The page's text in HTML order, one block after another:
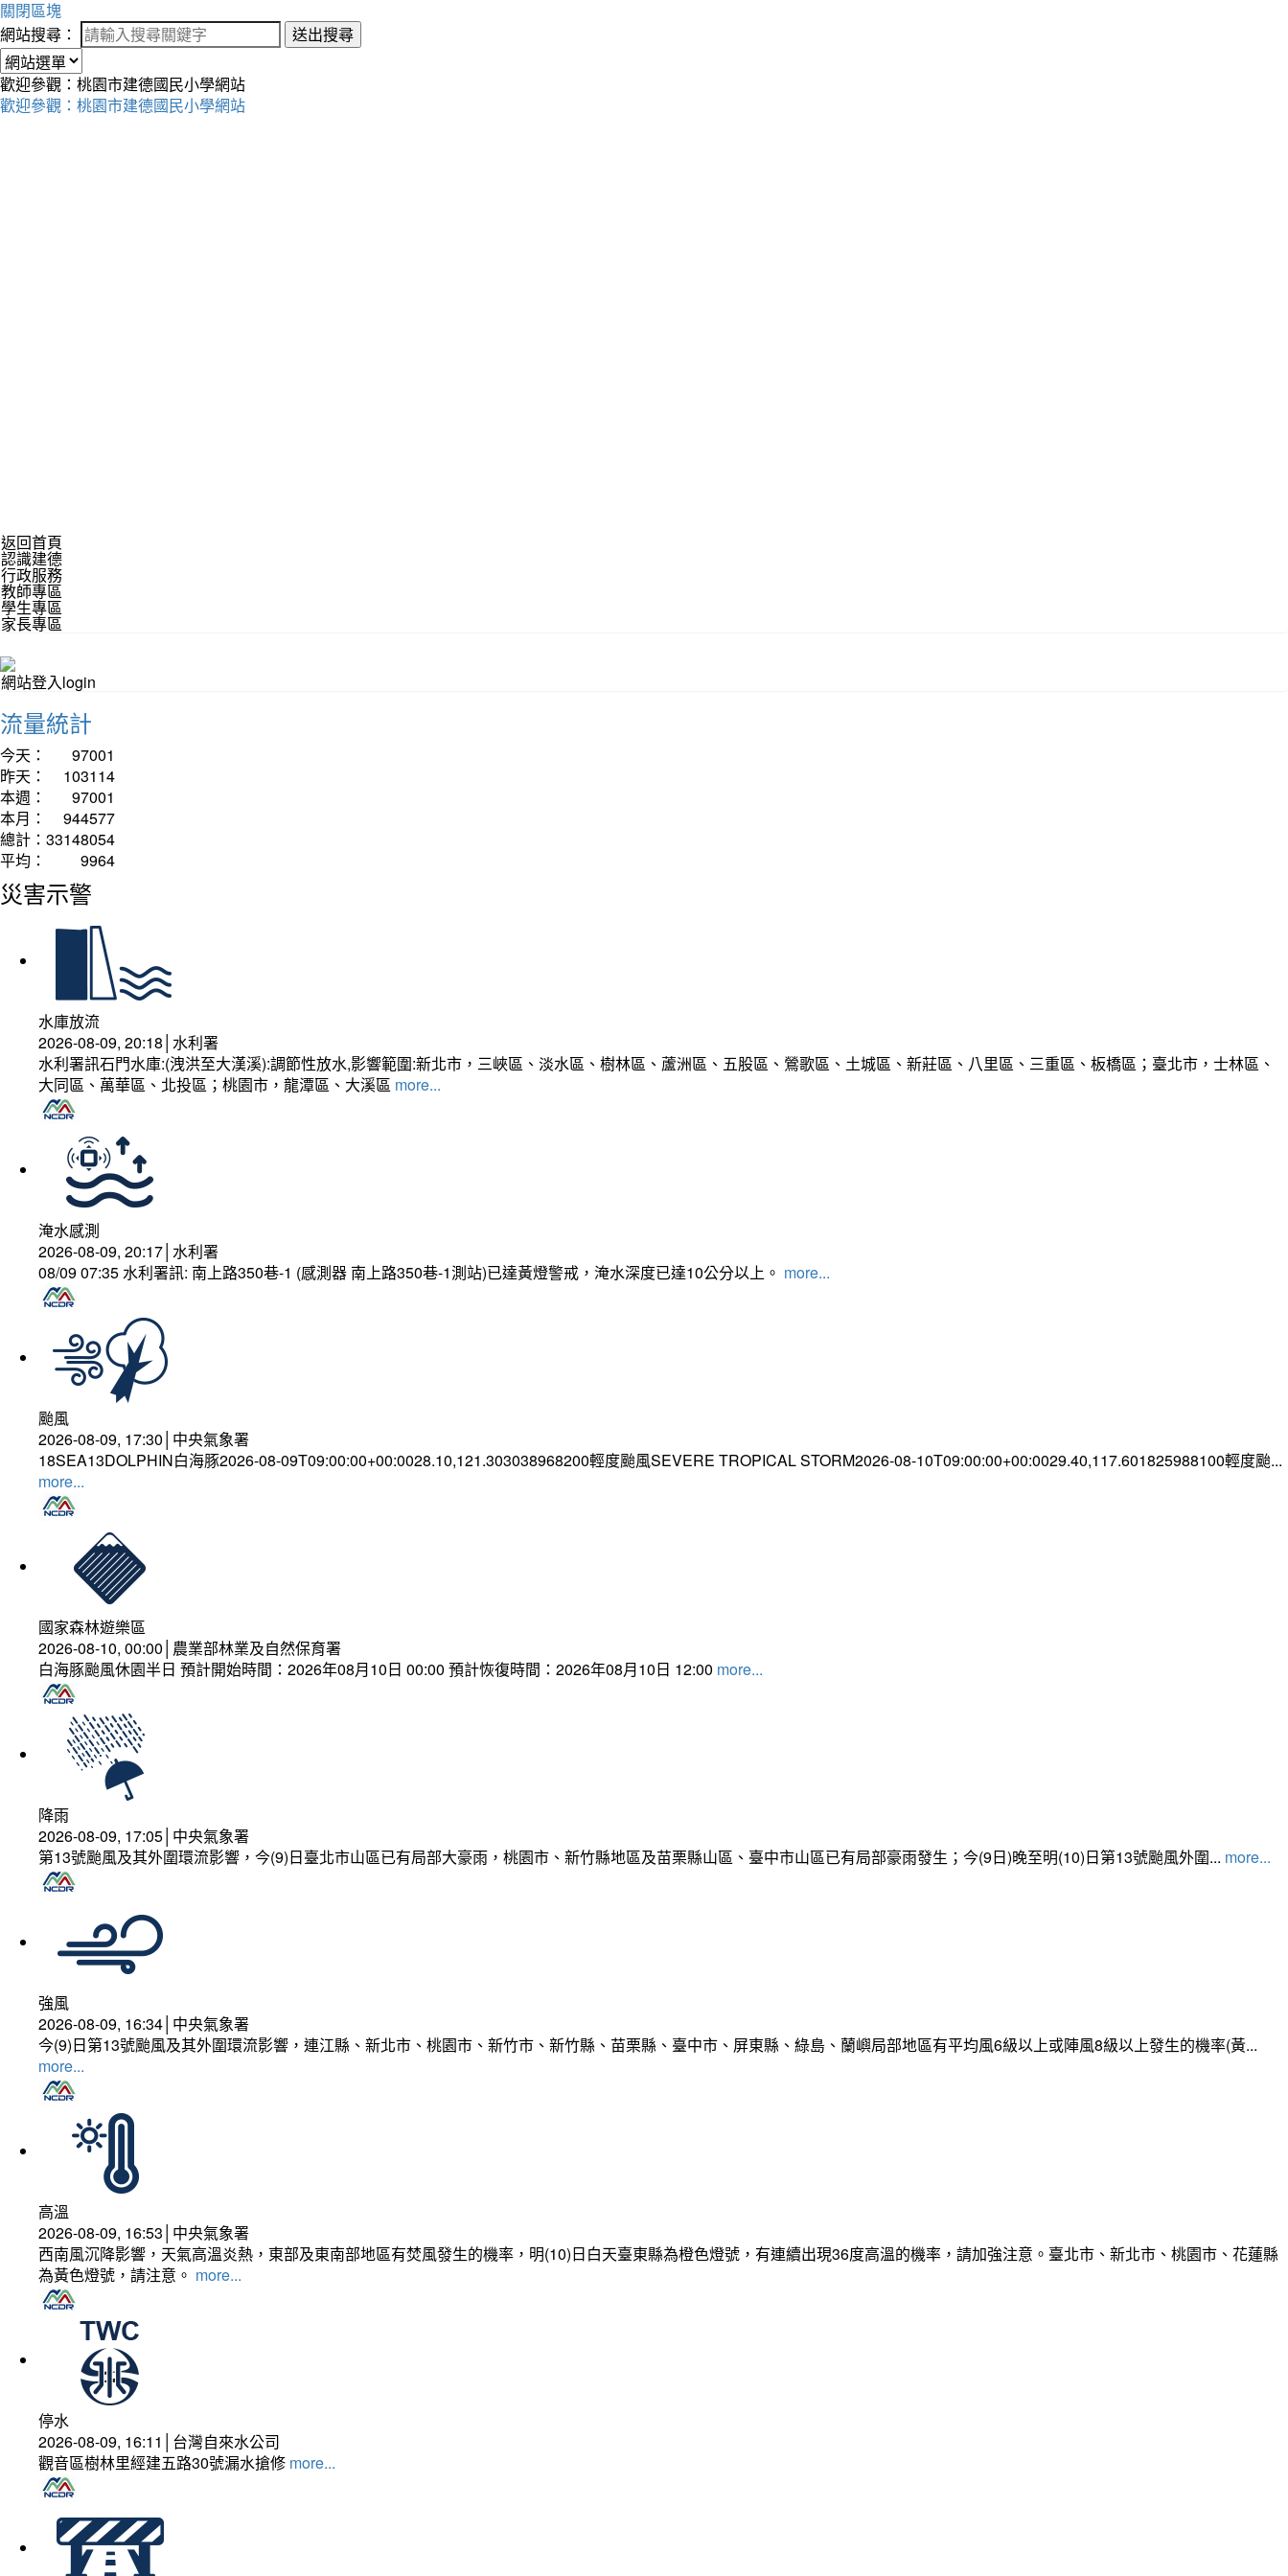
關閉區塊
網站搜尋：
送出搜尋
歡迎參觀：桃園市建德國民小學網站
歡迎參觀：桃園市建德國民小學網站
返回首頁
認識建德
行政服務
教師專區
學生專區
家長專區
網站登入login
流量統計
今天：
97001
昨天：
103114
本週：
97001
本月：
944577
總計： 33148054
平均：
9964
災害示警
水庫放流
2026-08-09, 20:18│水利署
水利署訊石門水庫:(洩洪至大漢溪):調節性放水,影響範圍:新北市，三峽區、淡水區、樹林區、蘆洲區、五股區、鶯歌區、土城區、新莊區、八里區、三重區、板橋區；臺北市，士林區、
大同區、萬華區、北投區；桃園市，龍潭區、大溪區 more...
淹水感測
2026-08-09, 20:17│水利署
08/09 07:35 水利署訊: 南上路350巷-1 (感測器 南上路350巷-1測站)已達黃燈警戒，淹水深度已達10公分以上。​​​ more...
颱風
2026-08-09, 17:30│中央氣象署
18SEA13DOLPHIN白海豚2026-08-09T09:00:00+00:0028.10,121.303038968200輕度颱風SEVERE TROPICAL STORM2026-08-10T09:00:00+00:0029.40,117.601825988100輕度颱...
more...
國家森林遊樂區
2026-08-10, 00:00│農業部林業及自然保育署
白海豚颱風休園半日 預計開始時間：2026年08月10日 00:00 預計恢復時間：2026年08月10日 12:00 more...
降雨
2026-08-09, 17:05│中央氣象署
第13號颱風及其外圍環流影響，今(9)日臺北市山區已有局部大豪雨，桃園市、新竹縣地區及苗栗縣山區、臺中市山區已有局部豪雨發生；今(9日)晚至明(10)日第13號颱風外圍... more...
強風
2026-08-09, 16:34│中央氣象署
今(9)日第13號颱風及其外圍環流影響，連江縣、新北市、桃園市、新竹市、新竹縣、苗栗縣、臺中市、屏東縣、綠島、蘭嶼局部地區有平均風6級以上或陣風8級以上發生的機率(黃...
more...
高溫
2026-08-09, 16:53│中央氣象署
西南風沉降影響，天氣高溫炎熱，東部及東南部地區有焚風發生的機率，明(10)日白天臺東縣為橙色燈號，有連續出現36度高溫的機率，請加強注意。臺北市、新北市、桃園市、花蓮縣
為黃色燈號，請注意。 more...
停水
2026-08-09, 16:11│台灣自來水公司
觀音區樹林里經建五路30號漏水搶修 more...